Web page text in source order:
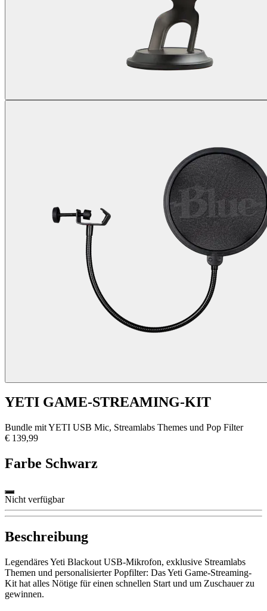
YETI GAME-STREAMING-KIT
Bundle mit YETI USB Mic, Streamlabs Themes und Pop Filter
€ 139,99
Farbe Schwarz
Nicht verfügbar
Beschreibung
Legendäres Yeti Blackout USB-Mikrofon, exklusive Streamlabs
Themen und personalisierter Popfilter: Das Yeti Game-Streaming-
Kit hat alles Nötige für einen schnellen Start und um Zuschauer zu
gewinnen.